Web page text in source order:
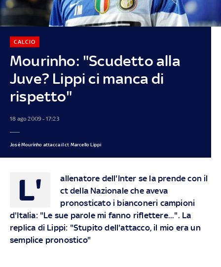
Mourinho: "Scudetto alla
Juve? Lippi ci manca di
rispetto"
CALCIO
18 ago 2009 - 17:23
José Mourinho attacca il ct Marcello Lippi
L'
allenatore dell'Inter se la prende con il
ct della Nazionale che aveva
pronosticato i bianconeri campioni
d'Italia: "Le sue parole mi fanno riflettere...". La
replica di Lippi: "Stupito dell'attacco, il mio era un
semplice pronostico"